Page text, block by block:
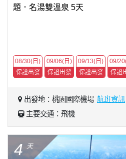
題．名湯雙溫泉 5天
08/30(日)
保證出發
09/06(日)
保證出發
09/13(日)
保證出發
09/
保證
出發地：桃園國際機場 航班資訊
主要交通：飛機
4 天